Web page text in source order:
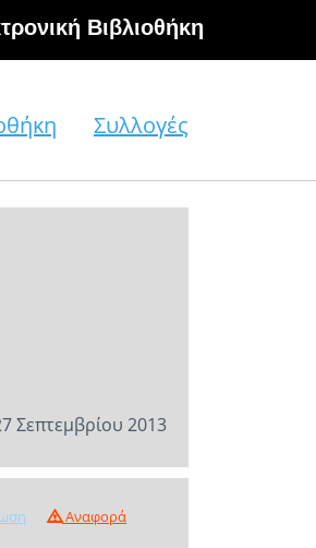
Βιβλιοθήκη
Συλλογές
Σεπτεμβρίου 2013
Αναφορά